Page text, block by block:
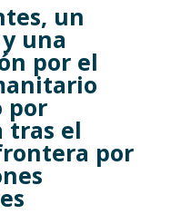
un
una
por el
por
tras el
por